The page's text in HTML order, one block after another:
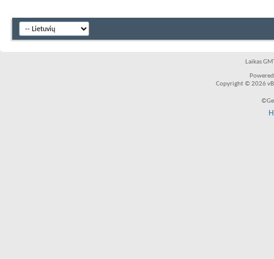
Laikas
Copyright © 2026